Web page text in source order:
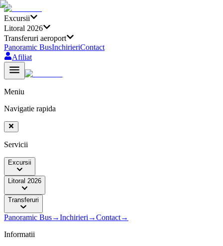
Excursii
Litoral 2026
Transferuri aeroport
Panoramic BusInchirieriContact
Afiliat
Meniu
Navigatie rapida
Servicii
Excursii
Litoral 2026
Transferuri
Panoramic Bus→Inchirieri →Contact→
Informatii